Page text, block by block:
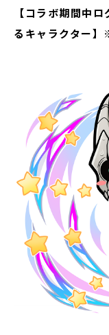
【コラボ期間中
るキャラクター